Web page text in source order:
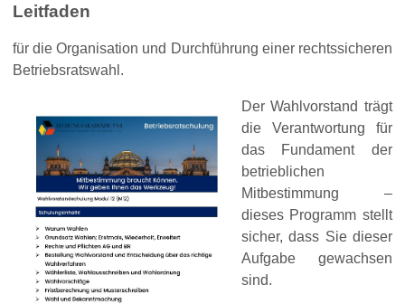
Leitfaden
für die Organisation und Durchführung einer rechtssicheren
Betriebsratswahl.
Der Wahlvorstand trägt
die Verantwortung für
das Fundament der
betrieblichen
Mitbestimmung –
dieses Programm stellt
sicher, dass Sie dieser
Aufgabe gewachsen
sind.